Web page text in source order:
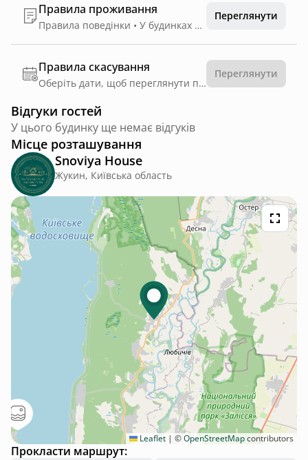
Правила проживання
Правила поведінки • У будинках заборонено палити • Просимо дотримуватися тиші після 22:00 • Гості несуть матеріальну відповідальність за пошкодження майна в будинку та на території • Проживання з домашніми тваринами допускається лише після узгодження з власниками цієї лісової казки • ЗАБОРОНЕНО прослуховування музики мовою агресора!!! • Вікове обмеження 18+. Гості віком до 18 років допускаються лише у супроводі дорослих. • При виселенні раніше зазначеного часу, повідомте про свій виїзд мінімум за 30 хв, аби помічниця прийняла будинок. Виїжджати без попередження та прийняття помічницею будинку ЗАБОРОНЕНО. • В будинку може проживати лише вказана кількість людей при бронюванні. • Перебування на території сторонніх осіб, які не були вказані при бронюванні, ЗАБОРОНЕНО. • Забороняється виносити меблі та текстиль з будинку. • Будь ласка, залишайте посуд та територію чистими. У разі порушення правил проживання, можливе виселення без повернення коштів.
Переглянути
Правила скасування
Оберіть дати, щоб переглянути правила
Переглянути
Відгуки гостей
У цього будинку ще немає відгуків
Місце розташування
Snoviya House
Жукин, Київська область
Leaflet | ©OpenStreetMapcontributors
Прокласти маршрут: